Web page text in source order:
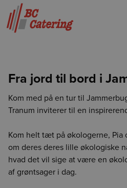
Gå til forsiden
Fra jord til bord i
Kom med på en tur til
Tranum inviterer til en
Kom helt tæt på økologerne, Pia
om deres deres lille økologiske
hvad det vil sige at være en
af grøntsager i dag.